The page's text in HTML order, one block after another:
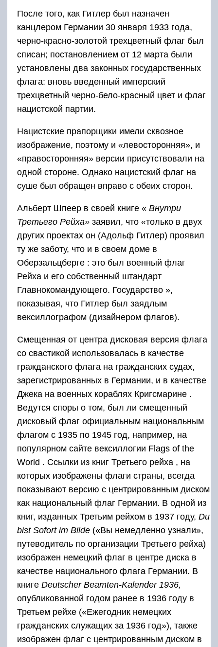
После того, как Гитлер был назначен
канцлером Германии 30 января 1933 года,
черно-красно-золотой трехцветный флаг был
списан; постановлением от 12 марта были
установлены два законных государственных
флага: вновь введенный имперский
трехцветный черно-бело-красный цвет и флаг
нацистской партии.
Нацистские прапорщики имели сквозное
изображение, поэтому и «левосторонняя», и
«правосторонняя» версии присутствовали на
одной стороне. Однако нацистский флаг на
суше был обращен вправо с обеих сторон.
Альберт Шпеер в своей книге « Внутри
Третьего Рейха» заявил, что «только в двух
других проектах он (Адольф Гитлер) проявил
ту же заботу, что и в своем доме в
Оберзальцберге : это был военный флаг
Рейха и его собственный штандарт
Главнокомандующего. Государство »,
показывая, что Гитлер был заядлым
вексиллографом (дизайнером флагов).
Смещенная от центра дисковая версия флага
со свастикой использовалась в качестве
гражданского флага на гражданских судах,
зарегистрированных в Германии, и в качестве
Джека на военных кораблях Кригсмарине .
Ведутся споры о том, был ли смещенный
дисковый флаг официальным национальным
флагом с 1935 по 1945 год, например, на
популярном сайте вексиллогии Flags of the
World . Ссылки из книг Третьего рейха , на
которых изображены флаги страны, всегда
показывают версию с центрированным диском
как национальный флаг Германии. В одной из
книг, изданных Третьим рейхом в 1937 году, Du
bist Sofort im Bilde («Вы немедленно узнали»,
путеводитель по организации Третьего рейха)
изображен немецкий флаг в центре диска в
качестве национального флага Германии. В
книге Deutscher Beamten-Kalender 1936,
опубликованной годом ранее в 1936 году в
Третьем рейхе («Ежегодник немецких
гражданских служащих за 1936 год»), также
изображен флаг с центрированным диском в